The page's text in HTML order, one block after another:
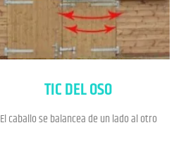
TIC DEL OSO
El caballo se balancea de un lado al otro